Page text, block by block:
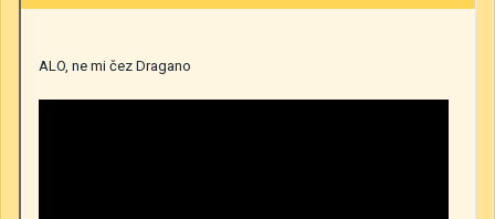
ALO, ne mi čez Dragano